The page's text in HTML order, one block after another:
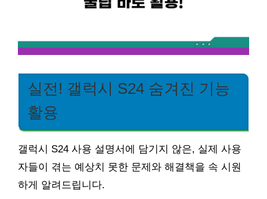
실전! 갤럭시 S24 숨겨진 기능
활용
갤럭시 S24 사용 설명서에 담기지 않은, 실제 사용
자들이 겪는 예상치 못한 문제와 해결책을 속 시원
하게 알려드립니다.